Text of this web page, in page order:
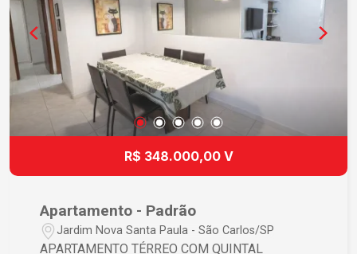
e venha conhecer seu novo lar!
R$ 348.000,00 V
Apartamento - Padrão
Jardim Nova Santa Paula - São Carlos/SP
APARTAMENTO TÉRREO COM QUINTAL